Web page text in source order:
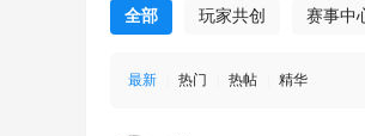
全部 玩家共创 赛事中
最新 热门 热帖 精华